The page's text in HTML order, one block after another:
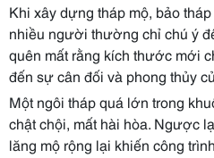
Khi xây dựng tháp mộ, bảo
nhiều người thường chỉ chú ý
quên mất rằng kích thước mới
đến sự cân đối và phong thủy
Một ngôi tháp quá lớn trong
chật chội, mất hài hòa. Ngược
lăng mộ rộng lại khiến công